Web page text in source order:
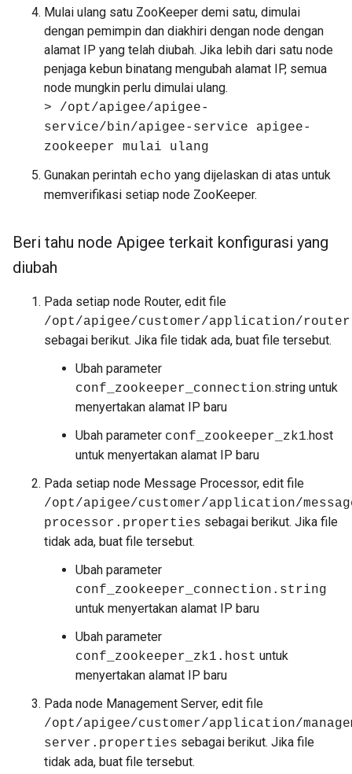
Mulai ulang satu ZooKeeper demi satu, dimulai
dengan pemimpin dan diakhiri dengan node dengan
alamat IP yang telah diubah. Jika lebih dari satu node
penjaga kebun binatang mengubah alamat IP, semua
node mungkin perlu dimulai ulang.
> /opt/apigee/apigee-
service/bin/apigee-service apigee-
zookeeper mulai ulang
Gunakan perintah echo yang dijelaskan di atas untuk
memverifikasi setiap node ZooKeeper.
Beri tahu node Apigee terkait konfigurasi yang
diubah
Pada setiap node Router, edit file
/opt/apigee/customer/application/
sebagai berikut. Jika file tidak ada, buat file tersebut.
Ubah parameter
conf_zookeeper_connection.string untuk
menyertakan alamat IP baru
Ubah parameter conf_zookeeper_zk1.host
untuk menyertakan alamat IP baru
Pada setiap node Message Processor, edit file
/opt/apigee/customer/application/
processor.properties sebagai berikut. Jika file
tidak ada, buat file tersebut.
Ubah parameter
conf_zookeeper_connection.string
untuk menyertakan alamat IP baru
Ubah parameter
conf_zookeeper_zk1.host untuk
menyertakan alamat IP baru
Pada node Management Server, edit file
/opt/apigee/customer/application/
server.properties sebagai berikut. Jika file
tidak ada, buat file tersebut.